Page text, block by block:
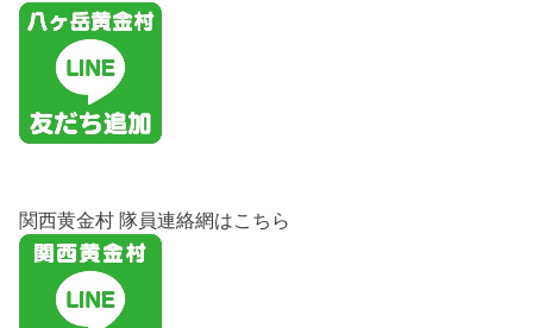
関西黄金村 隊員連絡網はこちら